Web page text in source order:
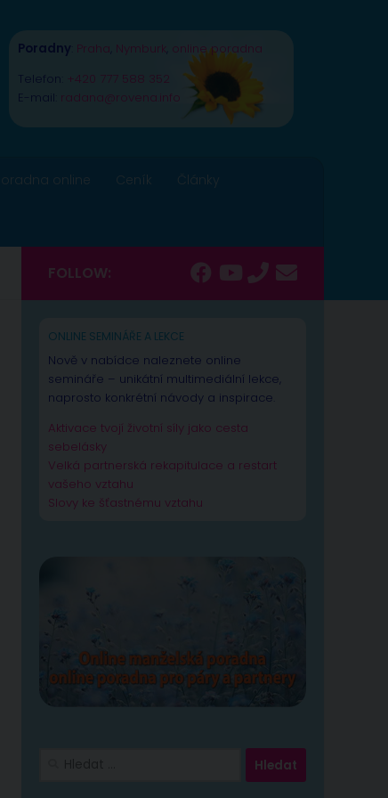
Poradny Praha Nymburk online poradna
Telefon: +420 777 588 352
E-mail: radana@rovena.info
online Ceník Články
FOLLOW:
ONLINE SEMINÁŘE A LEKCE
Nově v nabídce naleznete online
semináře – unikátní multimediální lekce,
naprosto konkrétní návody a inspirace.
Aktivace tvojí životní síly jako cesta
sebelásky
Velká partnerská rekapitulace a restart
vašeho vztahu
Slovy ke šťastnému vztahu